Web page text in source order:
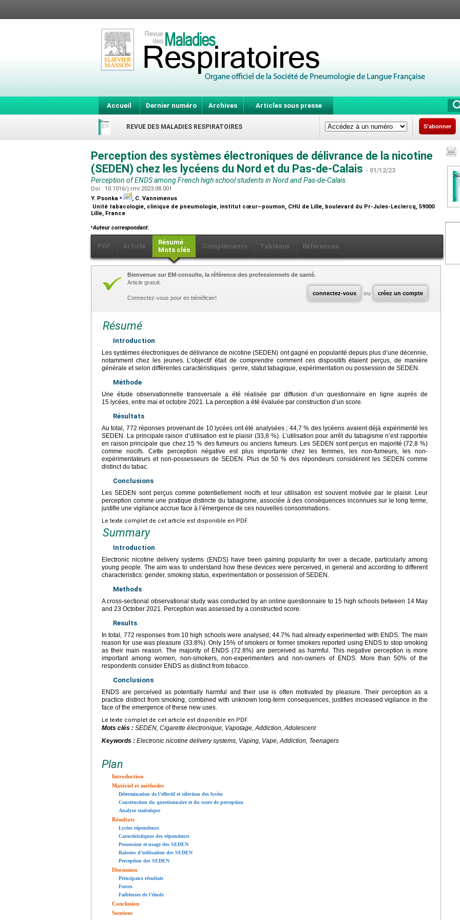
Accueil Dernier numéro Archives Articles sous presse
REVUE DES MALADIES RESPIRATOIRES S'abonner
Perception des systèmes électroniques de délivrance de la nicotine
(SEDEN) chez les lycéens du Nord et du Pas-de-Calais - 01/12/23
Perception of ENDS among French high school students in Nord and Pas-de-Calais
Doi : 10.1016/j.rmr.2023.08.001
Y. Psonka ⁎
, C. Vannimenus
Unité tabacologie, clinique de pneumologie, institut cœur–poumon, CHU de Lille, boulevard du Pr-Jules-Leclercq, 59000
Lille, France
⁎Auteur correspondant.
PDF Article
Résumé
Mots clés
Compléments Tableaux Références
connectez-vous ou créez un compte
Bienvenue sur EM-consulte, la référence des professionnels de santé.
Article gratuit.
Connectez-vous pour en bénéficier!
Résumé
Introduction
Les systèmes électroniques de délivrance de nicotine (SEDEN) ont gagné en popularité depuis plus d’une décennie,
notamment chez les jeunes. L’objectif était de comprendre comment ces dispositifs étaient perçus, de manière
générale et selon différentes caractéristiques : genre, statut tabagique, expérimentation ou possession de SEDEN.
Méthode
Une étude observationnelle transversale a été réalisée par diffusion d’un questionnaire en ligne auprès de
15 lycées, entre mai et octobre 2021. La perception a été évaluée par construction d’un score.
Résultats
Au total, 772 réponses provenant de 10 lycées ont été analysées ; 44,7 % des lycéens avaient déjà expérimenté les
SEDEN. La principale raison d’utilisation est le plaisir (33,8 %). L’utilisation pour arrêt du tabagisme n’est rapportée
en raison principale que chez 15 % des fumeurs ou anciens fumeurs. Les SEDEN sont perçus en majorité (72,8 %)
comme nocifs. Cette perception négative est plus importante chez les femmes, les non-fumeurs, les non-
expérimentateurs et non-possesseurs de SEDEN. Plus de 50 % des répondeurs considèrent les SEDEN comme
distinct du tabac.
Conclusions
Les SEDEN sont perçus comme potentiellement nocifs et leur utilisation est souvent motivée par le plaisir. Leur
perception comme une pratique distincte du tabagisme, associée à des conséquences inconnues sur le long terme,
justifie une vigilance accrue face à l’émergence de ces nouvelles consommations.
Le texte complet de cet article est disponible en PDF.
Summary
Introduction
Electronic nicotine delivery systems (ENDS) have been gaining popularity for over a decade, particularly among
young people. The aim was to understand how these devices were perceived, in general and according to different
characteristics: gender, smoking status, experimentation or possession of SEDEN.
Methods
A cross-sectional observational study was conducted by an online questionnaire to 15 high schools between 14 May
and 23 October 2021. Perception was assessed by a constructed score.
Results
In total, 772 responses from 10 high schools were analysed; 44.7% had already experimented with ENDS. The main
reason for use was pleasure (33.8%). Only 15% of smokers or former smokers reported using ENDS to stop smoking
as their main reason. The majority of ENDS (72.8%) are perceived as harmful. This negative perception is more
important among women, non-smokers, non-experimenters and non-owners of ENDS. More than 50% of the
respondents consider ENDS as distinct from tobacco.
Conclusions
ENDS are perceived as potentially harmful and their use is often motivated by pleasure. Their perception as a
practice distinct from smoking, combined with unknown long-term consequences, justifies increased vigilance in the
face of the emergence of these new uses.
Le texte complet de cet article est disponible en PDF.
Mots clés : SEDEN, Cigarette électronique, Vapotage, Addiction, Adolescent
Keywords : Electronic nicotine delivery systems, Vaping, Vape, Addiction, Teenagers
Plan
Introduction
Matériel et méthodes
Détermination de l’effectif et sélection des lycées
Construction du questionnaire et du score de perception
Analyse statistique
Résultats
Lycées répondeurs
Caractéristiques des répondeurs
Possession et usage des SEDEN
Raisons d’utilisation des SEDEN
Perception des SEDEN
Discussion
Principaux résultats
Forces
Faiblesses de l’étude
Conclusion
Soutiens